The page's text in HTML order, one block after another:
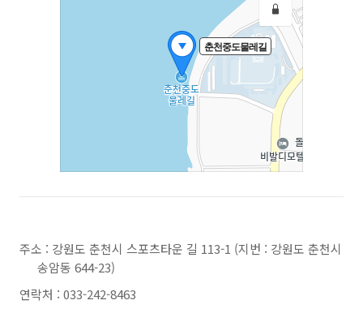
주소 : 강원도 춘천시 스포츠타운 길 113-1 (지번 : 강원도 춘천시
송암동 644-23)
연락처 : 033-242-8463